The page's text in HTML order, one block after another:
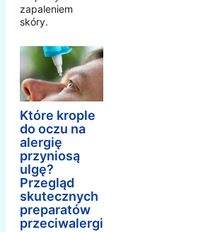
zapaleniem
skóry.
Które krople
do oczu na
alergię
przyniosą
ulgę?
Przegląd
skutecznych
preparatów
przeciwalergicznych